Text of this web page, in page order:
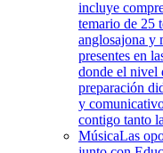
incluye
temario de 25
anglosajona y
presentes en
donde el nivel
preparación
y
contigo tanto
MúsicaLas